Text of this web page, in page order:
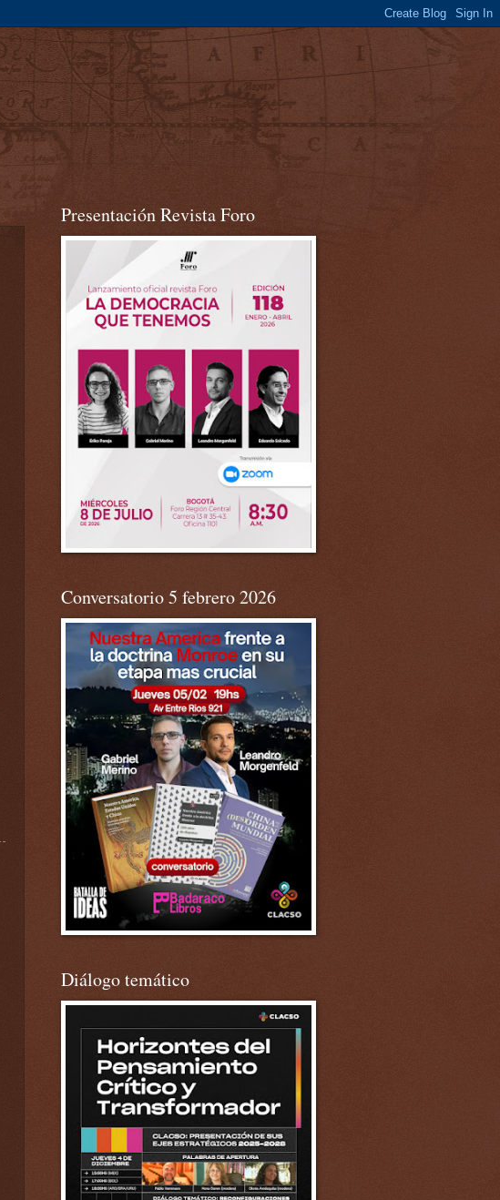
Presentación Revista Foro
Conversatorio 5 febrero 2026
Diálogo temático